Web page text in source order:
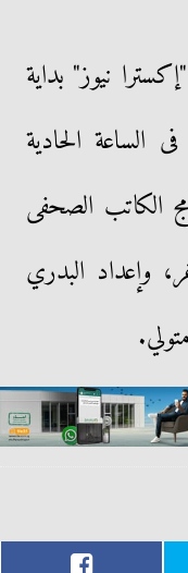
نيوز" بداية
حتى 30 يونيو، فى الساعة الحادية
الكاتب الصحفى
وإعداد البدري